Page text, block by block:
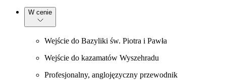
W cenie
Wejście do Bazyliki św. Piotra i Pawła
Wejście do kazamatów Wyszehradu
Profesjonalny, anglojęzyczny przewodnik